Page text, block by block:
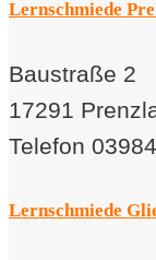
Lernschmiede
Baustraße 2
17291
Telefon
Lernschmiede